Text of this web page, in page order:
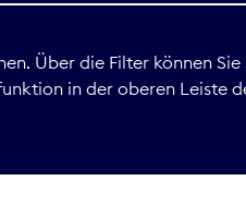
Print
Über die Filter können Sie
in der oberen Leiste